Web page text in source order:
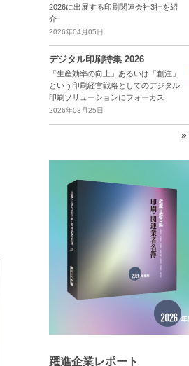
2026に出展する印刷関連会社3社を紹
介
2026年04月05日
デジタル印刷特集 2026
「生産効率の向上」あるいは「創注」
という印刷経営戦略としてのデジタル
印刷ソリューションにフォーカス
2026年03月25日
躍進企業レポート